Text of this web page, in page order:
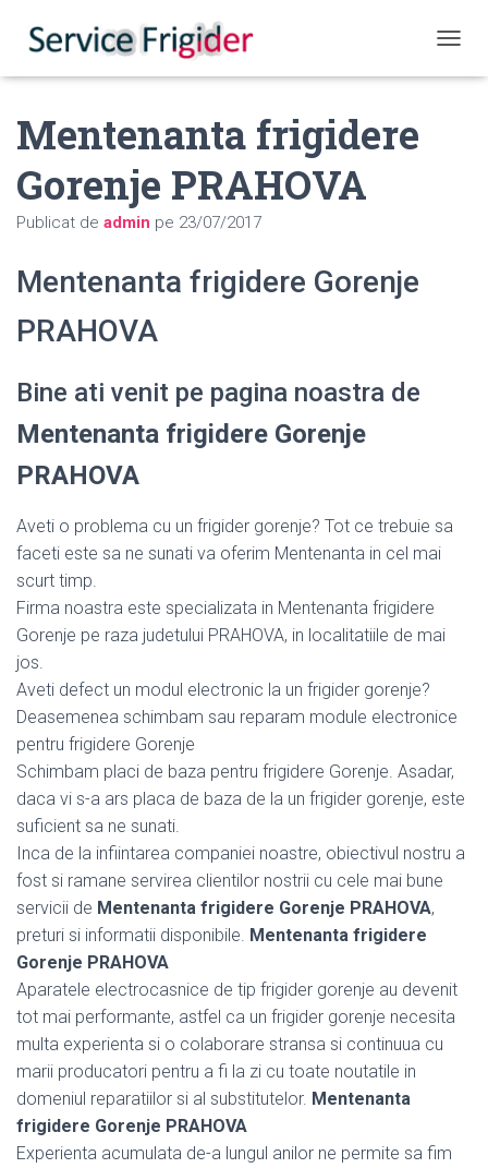
Mentenanta frigidere
Gorenje PRAHOVA
Publicat de admin pe 23/07/2017
Mentenanta frigidere Gorenje
PRAHOVA
Bine ati venit pe pagina noastra de
Mentenanta frigidere Gorenje
PRAHOVA
Aveti o problema cu un frigider gorenje? Tot ce trebuie sa
faceti este sa ne sunati va oferim Mentenanta in cel mai
scurt timp.
Firma noastra este specializata in Mentenanta frigidere
Gorenje pe raza judetului PRAHOVA, in localitatiile de mai
jos.
Aveti defect un modul electronic la un frigider gorenje?
Deasemenea schimbam sau reparam module electronice
pentru frigidere Gorenje
Schimbam placi de baza pentru frigidere Gorenje. Asadar,
daca vi s-a ars placa de baza de la un frigider gorenje, este
suficient sa ne sunati.
Inca de la infiintarea companiei noastre, obiectivul nostru a
fost si ramane servirea clientilor nostrii cu cele mai bune
servicii de Mentenanta frigidere Gorenje PRAHOVA,
preturi si informatii disponibile. Mentenanta frigidere
Gorenje PRAHOVA
Aparatele electrocasnice de tip frigider gorenje au devenit
tot mai performante, astfel ca un frigider gorenje necesita
multa experienta si o colaborare stransa si continuua cu
marii producatori pentru a fi la zi cu toate noutatile in
domeniul reparatiilor si al substitutelor. Mentenanta
frigidere Gorenje PRAHOVA
Experienta acumulata de-a lungul anilor ne permite sa fim